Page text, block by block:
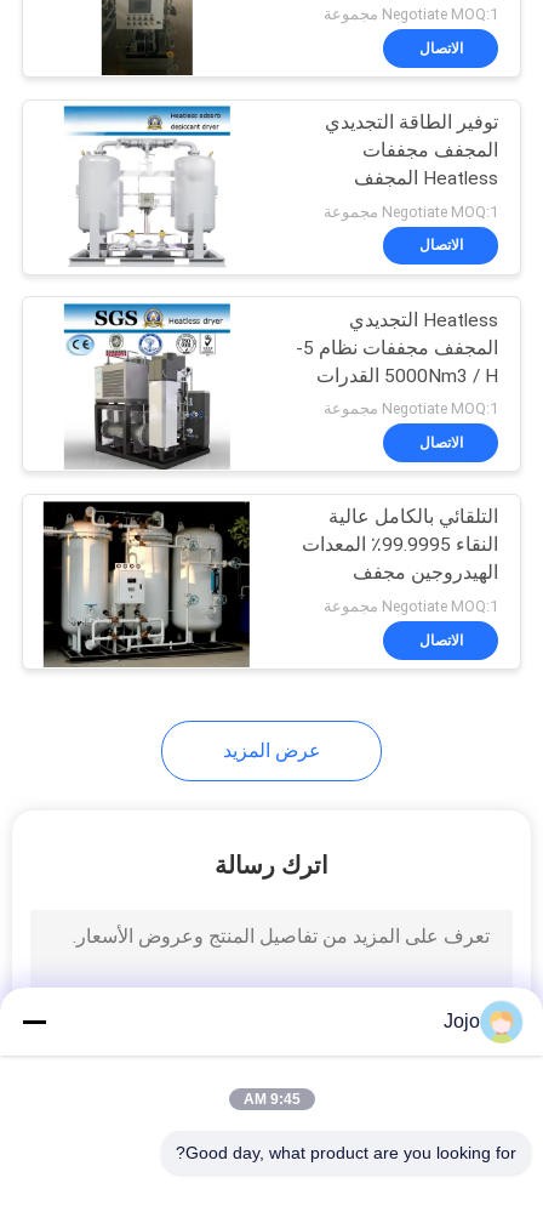
Negotiate MOQ:1 مجموعة
الاتصال
توفير الطاقة التجديدي
المجفف مجففات
Heatless المجفف
مجففات
Negotiate MOQ:1 مجموعة
الاتصال
Heatless التجديدي
المجفف مجففات نظام 5-
5000Nm3 / H القدرات
Negotiate MOQ:1 مجموعة
الاتصال
التلقائي بالكامل عالية
النقاء 99.9995٪ المعدات
الهيدروجين مجفف
للالكيميائية
Negotiate MOQ:1 مجموعة
الاتصال
عرض المزيد
اترك رسالة
Jojo
9:45 AM
Good day, what product are you looking for?